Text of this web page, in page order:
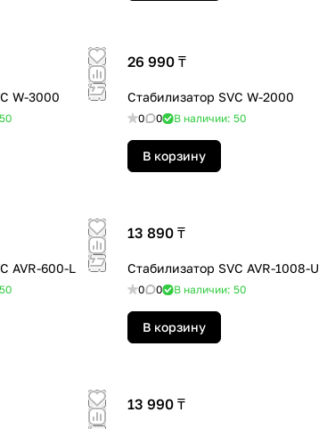
W-3000
26 990 ₸
Стабилизатор SVC W-2000
0 0 В наличии: 50
В корзину
AVR-600-L
13 890 ₸
Стабилизатор SVC AVR-1008-U
0 0 В наличии: 50
В корзину
13 990 ₸